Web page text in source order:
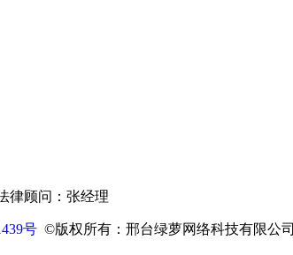
律顾问：张经理
号 ©版权所有：邢台绿萝网络科技有限公司